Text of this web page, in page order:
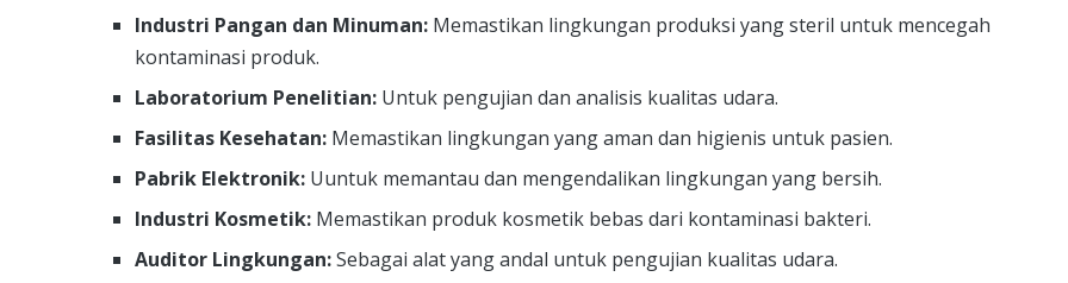
Industri Pangan dan Minuman: Memastikan lingkungan produksi yang steril untuk mencegah
kontaminasi produk.
Laboratorium Penelitian: Untuk pengujian dan analisis kualitas udara.
Fasilitas Kesehatan: Memastikan lingkungan yang aman dan higienis untuk pasien.
Pabrik Elektronik: Uuntuk memantau dan mengendalikan lingkungan yang bersih.
Industri Kosmetik: Memastikan produk kosmetik bebas dari kontaminasi bakteri.
Auditor Lingkungan:Sebagai alat yang andal untuk pengujian kualitas udara.